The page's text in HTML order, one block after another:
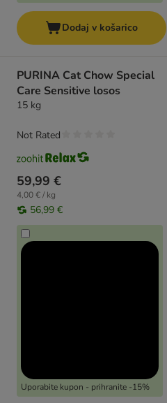
Dodaj v košarico
PURINA Cat Chow Special
Care Sensitive losos
15 kg
59,99 €
4,00 € / kg
56,99 €
Uporabite kupon - prihranite -15%
Not Rated